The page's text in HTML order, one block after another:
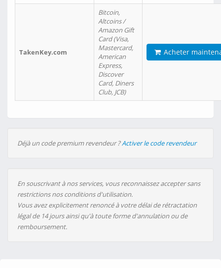
TakenKey.com
Bitcoin,
Altcoins /
Amazon Gift
Card (Visa,
Mastercard,
American
Express,
Discover
Card, Diners
Club, JCB)
Acheter
Déjà un code premium revendeur ?Activer le code revendeur
En souscrivant à nos services, vous reconnaissez accepter sans
restrictions nos conditions d'utilisation.
Vous avez explicitement renoncé à votre délai de rétractation
légal de 14 jours ainsi qu'à toute forme d'annulation ou de
remboursement.